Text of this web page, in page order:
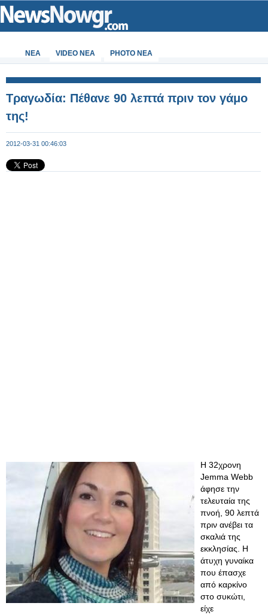
ΝΕΑ VIDEO NEA PHOTO NEA
Τραγωδία: Πέθανε 90 λεπτά πριν τον γάμο
της!
2012-03-31 00:46:03
Η 32χρονη
Jemma Webb
άφησε την
τελευταία της
πνοή, 90 λεπτά
πριν ανέβει τα
σκαλιά της
εκκλησίας. H
άτυχη γυναίκα
που έπασχε
από καρκίνο
στο συκώτι,
είχε